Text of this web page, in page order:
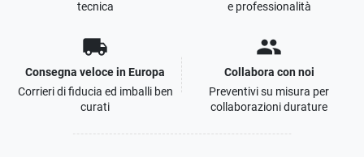
tecnica
e professionalità
local_shipping
Consegna veloce in Europa
Corrieri di fiducia ed imballi ben
curati
people
Collabora con noi
Preventivi su misura per
collaborazioni durature